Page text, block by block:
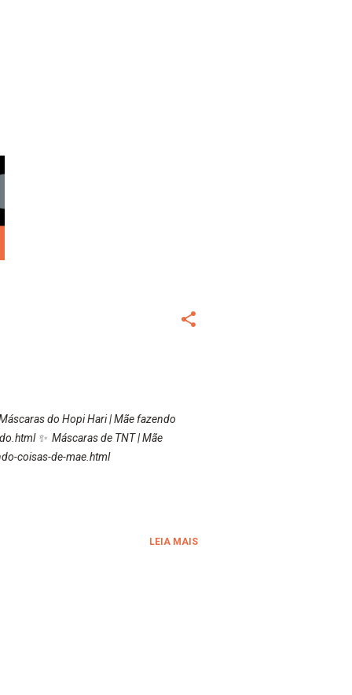
do Hopi Hari | Mãe fazendo
✨ Máscaras de TNT | Mãe
coisas-de-mae.html
LEIA MAIS